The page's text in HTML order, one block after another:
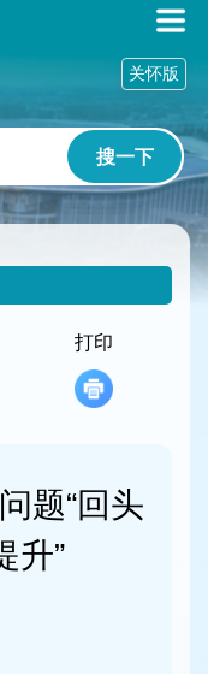
搜一下
关怀版
打印
题“回头
升”